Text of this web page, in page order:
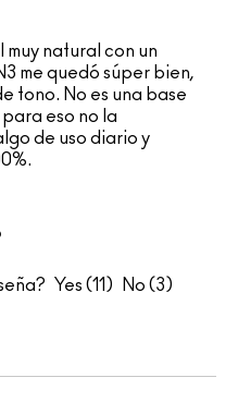
natural con un
me quedó súper bien,
tono. No es una base
eso no la
de uso diario y
11 3